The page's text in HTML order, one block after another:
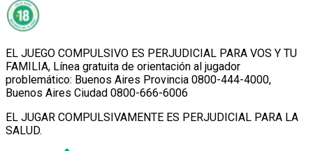
EL JUEGO COMPULSIVO ES PERJUDICIAL PARA VOS Y TU
FAMILIA, Línea gratuita de orientación al jugador
problemático: Buenos Aires Provincia 0800-444-4000,
Buenos Aires Ciudad 0800-666-6006
EL JUGAR COMPULSIVAMENTE ES PERJUDICIAL PARA LA
SALUD.